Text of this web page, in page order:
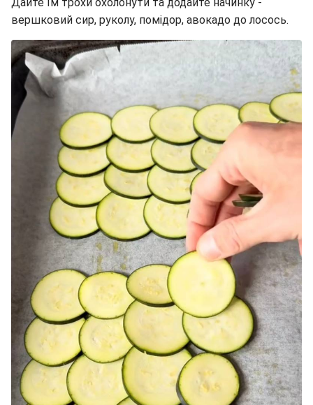
вершковий сир, руколу, помідор, авокадо до лосось.